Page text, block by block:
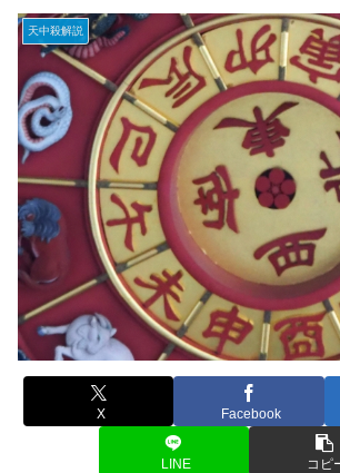
天中殺解説
X Facebook
LINE コピ